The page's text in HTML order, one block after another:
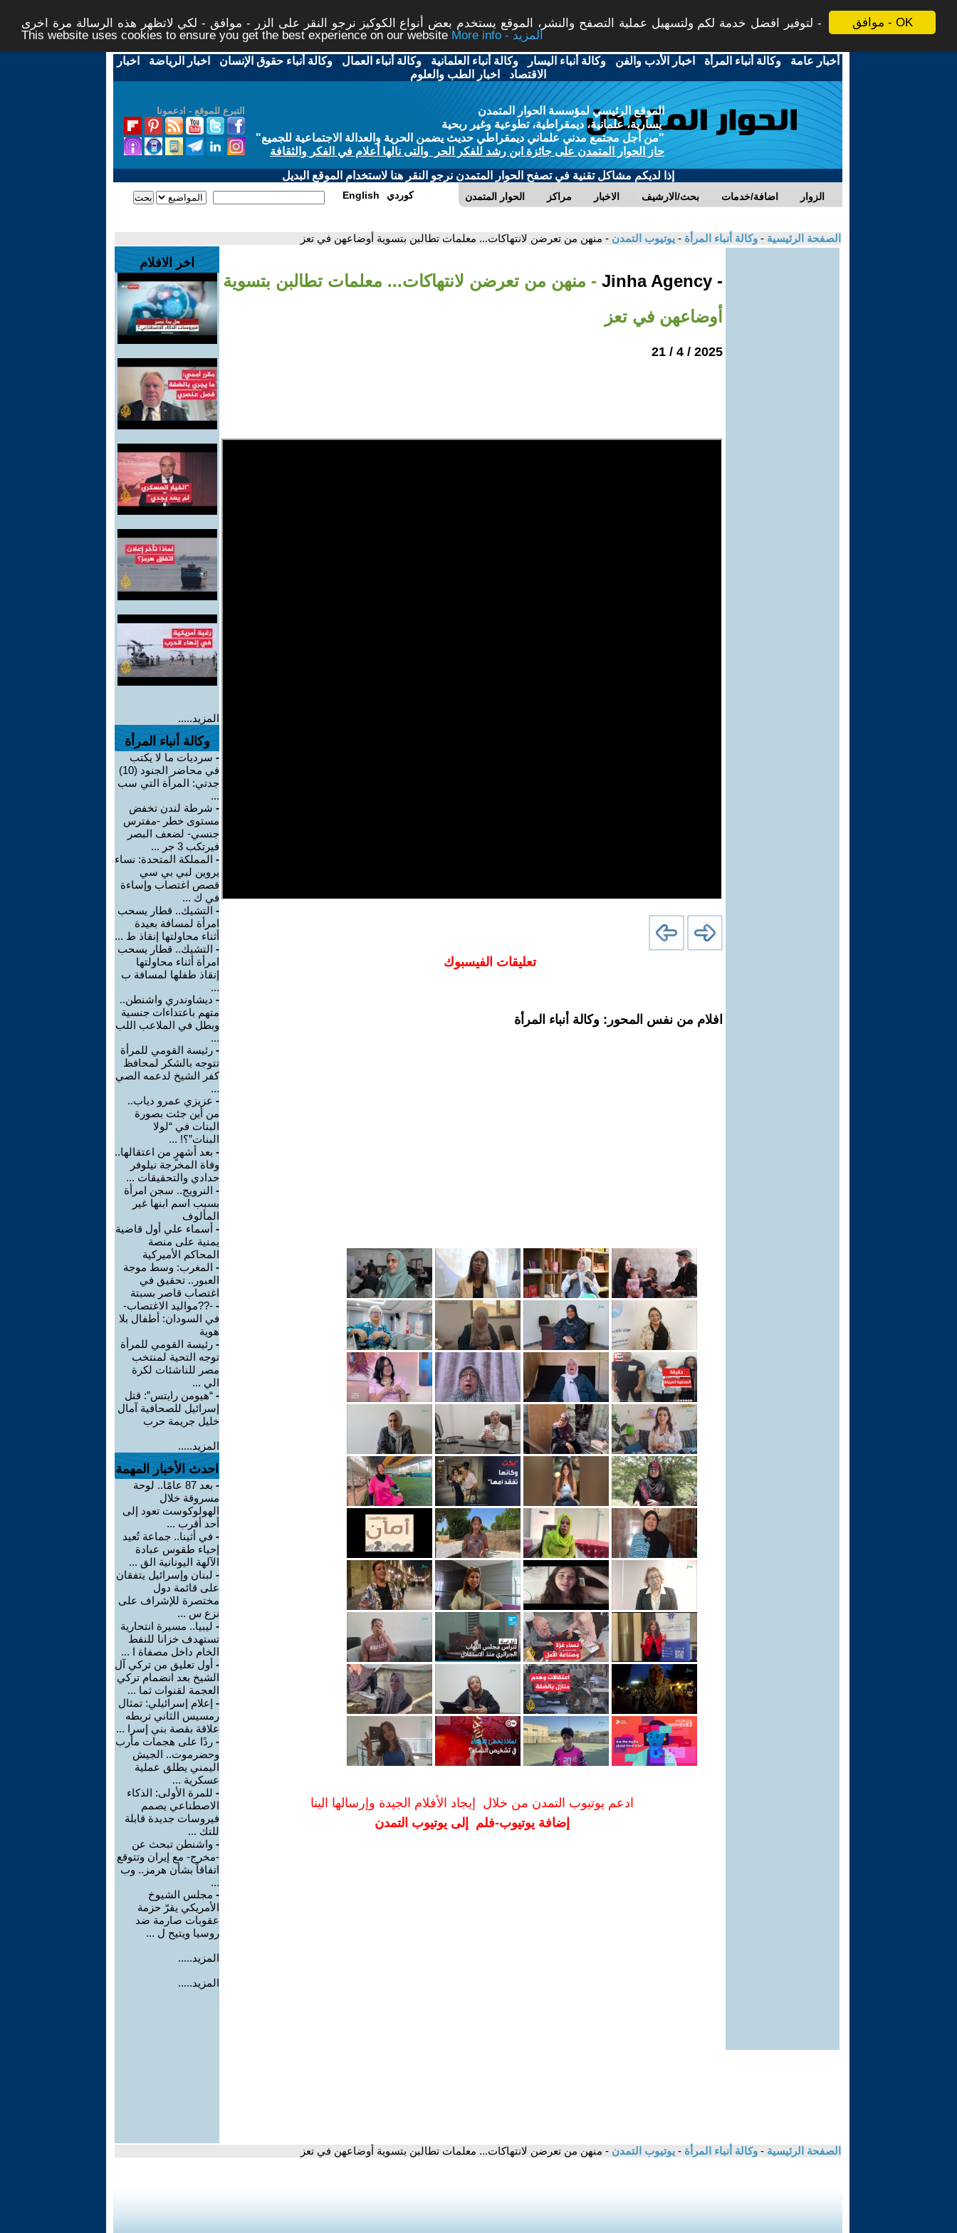
موافق - OK
لتوفير افضل خدمة لكم ولتسهيل عملية التصفح والنشر، الموقع يستخدم بعض أنواع الكوكيز نرجو النقر على الزر - موافق - لكي لاتظهر هذه الرسالة مرة اخرى -
This website uses cookies to ensure you get the best experience on our website
More info - المزيد
أخبار عامة -وكالة أنباء المرأة - اخبار الأدب والفن -وكالة أنباء اليسار -وكالة أنباء العلمانية -وكالة أنباء العمال -وكالة أنباء حقوق الإنسان - اخبار الرياضة - اخبار
الاقتصاد - اخبار الطب والعلوم
التبرع للموقع - ادعمونا
الموقع الرئيسي لمؤسسة الحوار المتمدن
يسارية، علمانية، ديمقراطية، تطوعية وغير ربحية
"من أجل مجتمع مدني علماني ديمقراطي حديث يضمن الحرية والعدالة الاجتماعية للجميع"
حاز الحوار المتمدن على جائزة ابن رشد للفكر الحر والتى نالها أعلام في الفكر والثقافة
إذا لديكم مشاكل تقنية في تصفح الحوار المتمدن نرجو النقر هنا لاستخدام الموقع البديل
الحوار المتمدن مراكز الاخبار بحث/الارشيف اضافة/خدمات الزوار English كوردي
الصفحة الرئيسية - وكالة أنباء المرأة - يوتيوب التمدن - منهن من تعرضن لانتهاكات... معلمات تطالبن بتسوية أوضاعهن في تعز
- Jinha Agency
- منهن من تعرضن لانتهاكات... معلمات تطالبن بتسوية
أوضاعهن في تعز
2025 / 4 / 21
تعليقات الفيسبوك
افلام من نفس المحور: وكالة أنباء المرأة
ادعم يوتيوب التمدن من خلال إيجاد الأفلام الجيدة وإرسالها الينا
إضافة يوتيوب-فلم إلى يوتيوب التمدن
اخر الافلام
المزيد.....
وكالة أنباء المرأة
- سرديات ما لا يكتب
في محاضر الجنود (10)
جدتي: المرأة التي سب
...
- شرطة لندن تخفض
مستوى خطر -مفترس
جنسي- لضعف البصر
فيرتكب 3 جر ...
- المملكة المتحدة: نساء
يروين لبي بي سي
قصص اغتصاب وإساءة
في ك ...
- التشيك.. قطار يسحب
امرأة لمسافة بعيدة
أثناء محاولتها إنقاذ ط ...
- التشيك.. قطار يسحب
امرأة أثناء محاولتها
إنقاذ طفلها لمسافة ب
...
- ديشاوندري واشنطن..
متهم باعتداءات جنسية
وبطل في الملاعب اللب
...
- رئيسة القومي للمرأة
تتوجه بالشكر لمحافظ
كفر الشيخ لدعمه الصي
...
- عزيزي عمرو دياب..
من أين جئت بصورة
البنات في “لولا
البنات”؟! ...
- بعد أشهرٍ من اعتقالها..
وفاة المخرجة نيلوفر
حدادي والتحقيقات ...
- النرويج.. سجن امرأة
بسبب اسم ابنها غير
المألوف
- أسماء علي أول قاضية
يمنية على منصة
المحاكم الأميركية
- المغرب: وسط موجة
العبور.. تحقيق في
اغتصاب قاصر بسبتة
- -??مواليد الاغتصاب-
في السودان: أطفال بلا
هوية
- رئيسة القومي للمرأة
توجه التحية لمنتخب
مصر للناشئات لكرة
الي ...
- “هيومن رايتس”: قتل
إسرائيل للصحافية آمال
خليل جريمة حرب
المزيد.....
احدث الأخبار المهمة
-
بعد 87 عامًا.. لوحة
مسروقة خلال
الهولوكوست تعود إلى
أحد أقرب ...
- في أثينا.. جماعة تُعيد
إحياء طقوس عبادة
الآلهة اليونانية الق ...
- لبنان وإسرائيل يتفقان
على قائمة دول
مختصرة للإشراف على
نزع س ...
- ليبيا.. مسيرة انتحارية
تستهدف خزانا للنفط
الخام داخل مصفاة ا ...
- أول تعليق من تركي آل
الشيخ بعد انضمام تركي
العجمة لقنوات ثما ...
- إعلام إسرائيلي: تمثال
رمسيس الثاني تربطه
علاقة بقصة بني إسرا ...
- ردًا على هجمات مأرب
وحضرموت.. الجيش
اليمني يطلق عملية
عسكرية ...
- للمرة الأولى: الذكاء
الاصطناعي يصمم
فيروسات جديدة قابلة
للتك ...
- واشنطن تبحث عن
-مخرج- مع إيران وتتوقع
اتفاقاً بشأن هرمز.. وب
...
- مجلس الشيوخ
الأمريكي يقرّ حزمة
عقوبات صارمة ضد
روسيا ويتيح ل ...
المزيد.....
المزيد.....
الصفحة الرئيسية - وكالة أنباء المرأة - يوتيوب التمدن - منهن من تعرضن لانتهاكات... معلمات تطالبن بتسوية أوضاعهن في تعز